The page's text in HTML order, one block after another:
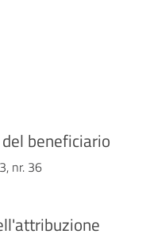
beneficiario
nr. 36